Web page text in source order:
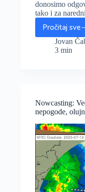
donosimo
tako i za
Pročitaj sve
Hoće
li
biti
kada
ćemo
da
Jovan
3 min
Nowcasting:
nepogode,